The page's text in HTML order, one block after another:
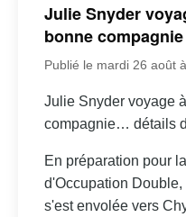
Julie Snyder
bonne compagnie
Publié le mardi 26 août
Julie Snyder voyage
compagnie… détails
En préparation pour
d'Occupation
s'est envolée vers